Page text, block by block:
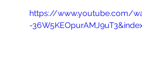
Gestão Cultural Independente
https://www.youtube.com/
-